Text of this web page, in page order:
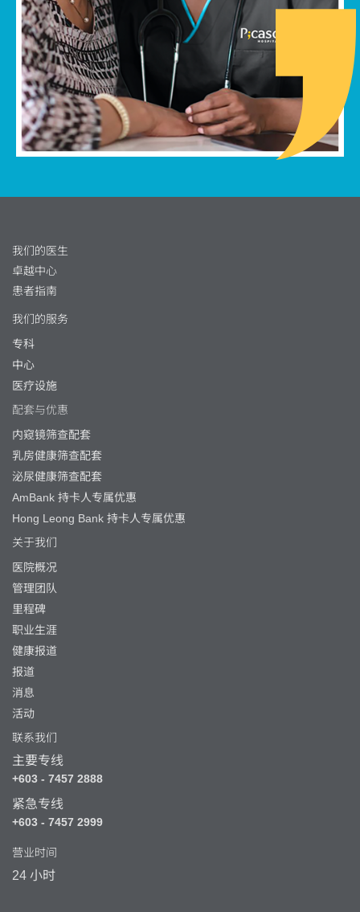
我们的医生
卓越中心
患者指南
我们的服务
专科
中心
医疗设施
配套与优惠
内窥镜筛查配套
乳房健康筛查配套
泌尿健康筛查配套
AmBank 持卡人专属优惠
Hong Leong Bank 持卡人专属优惠
关于我们
医院概况
管理团队
里程碑
职业生涯
健康报道
报道
消息
活动
联系我们
主要专线
+603 - 7457 2888
紧急专线
+603 - 7457 2999
营业时间
24 小时